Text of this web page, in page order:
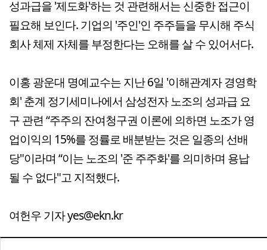
성과급을 '제도화'하는 것 관련해서는 신중한 접근이
필요해 보인다. 기업의 '주인'인 주주들을 무시해 주식
회사 체제 자체를 부정한다는 오해를 살 수 있어서다.
이홍 광운대 명예교수는 지난 6일 '이해관계자 경영학
회' 춘계 정기세미나에서 삼성전자 노조의 성과급 요
구 관련 “주주의 잔여청구권 이론에 의하면 노조가 영
업이익의 15%를 정률로 배분받는 것은 일종의 선배
당"이라며 “이는 노조의 '준 주주화'를 의미하며 용납
될 수 없다"고 지적했다.
여헌우 기자 yes@ekn.kr